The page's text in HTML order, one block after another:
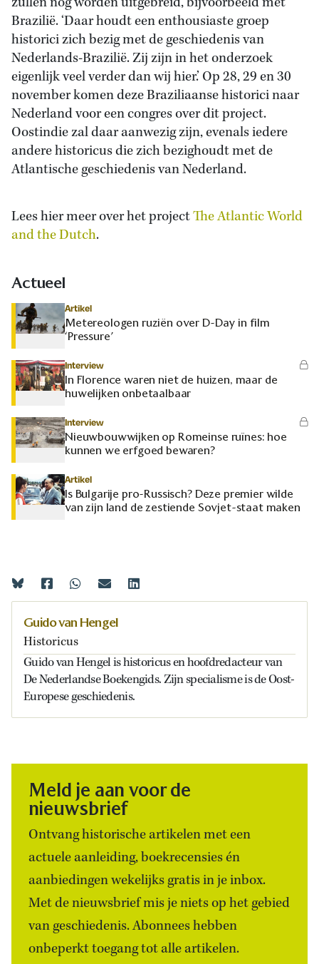
Brazilië. ‘Daar houdt een enthousiaste groep
historici zich bezig met de geschiedenis van
Nederlands-Brazilië. Zij zijn in het onderzoek
eigenlijk veel verder dan wij hier.’ Op 28, 29 en 30
november komen deze Braziliaanse historici naar
Nederland voor een congres over dit project.
Oostindie zal daar aanwezig zijn, evenals iedere
andere historicus die zich bezighoudt met de
Atlantische geschiedenis van Nederland.
Lees hier meer over het projectThe Atlantic World
and the Dutch.
Actueel
Artikel
Metereologen ruziën over D-Day in film
‘Pressure’
Interview
In Florence waren niet de huizen, maar de
huwelijken onbetaalbaar
Interview
Nieuwbouwwijken op Romeinse ruïnes: hoe
kunnen we erfgoed bewaren?
Artikel
Is Bulgarije pro-Russisch? Deze premier wilde
van zijn land de zestiende Sovjet-staat maken
Guido van Hengel
Historicus
Guido van Hengel is historicus en hoofdredacteur van
De Nederlandse Boekengids. Zijn specialisme is de Oost-
Europese geschiedenis.
Meld je aan voor de
nieuwsbrief
Ontvang historische artikelen met een
actuele aanleiding, boekrecensies én
aanbiedingen wekelijks gratis in je inbox.
Met de nieuwsbrief mis je niets op het gebied
van geschiedenis. Abonnees hebben
onbeperkt toegang tot alle artikelen.